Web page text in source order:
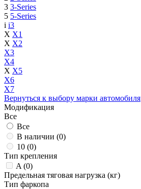
3 3-Series
5 5-Series
i i3
X X1
X X2
X3
X4
X X5
X6
X7
Вернуться к выбору марки автомобиля
Модификация
Все
Все
В наличии (0)
10 (0)
Тип крепления
A (0)
Предельная тяговая нагрузка (кг)
Тип фаркопа